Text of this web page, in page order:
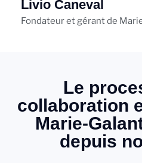
Livio Caneval
Fondateur et gérant de
Le
collaboration
Marie-
depuis